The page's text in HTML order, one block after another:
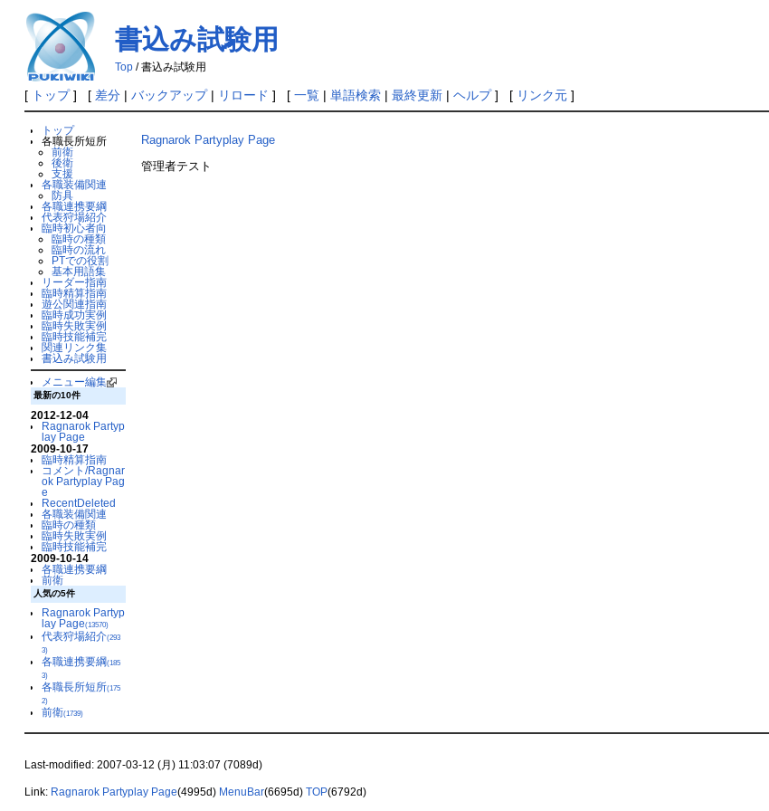
書込み試験用
Top/ 書込み試験用
[ トップ] [ 差分| バックアップ| リロード ] [ 一覧| 単語検索| 最終更新| ヘルプ] [ リンク元]
トップ
各職長所短所
前衛
後衛
支援
各職装備関連
防具
各職連携要綱
代表狩場紹介
臨時初心者向
臨時の種類
臨時の流れ
PTでの役割
基本用語集
リーダー指南
臨時精算指南
遊公関連指南
臨時成功実例
臨時失敗実例
臨時技能補完
関連リンク集
書込み試験用
メニュー編集
最新の10件
2012-12-04
Ragnarok Partyp
lay Page
2009-10-17
臨時精算指南
コメント/Ragnar
ok Partyplay Pag
e
RecentDeleted
各職装備関連
臨時の種類
臨時失敗実例
臨時技能補完
2009-10-14
各職連携要綱
前衛
人気の5件
Ragnarok Partyp
lay Page(13570)
代表狩場紹介(293
3)
各職連携要綱(185
3)
各職長所短所(175
2)
前衛(1739)
Ragnarok Partyplay Page
管理者テスト
Last-modified: 2007-03-12 (月) 11:03:07 (7089d)
Link: Ragnarok Partyplay Page(4995d) MenuBar(6695d) TOP(6792d)